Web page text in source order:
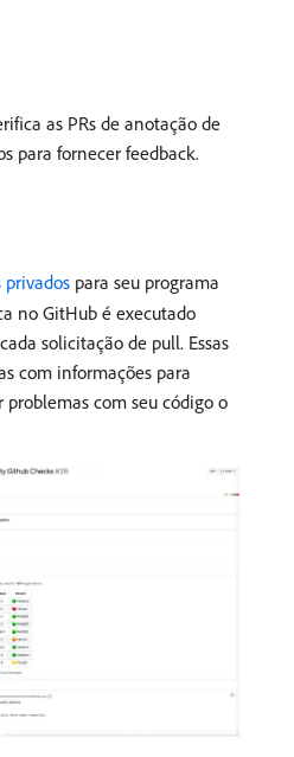
as PRs de anotação de
para fornecer feedback.
privados para seu programa
no GitHub é executado
solicitação de pull. Essas
com informações para
com seu código o